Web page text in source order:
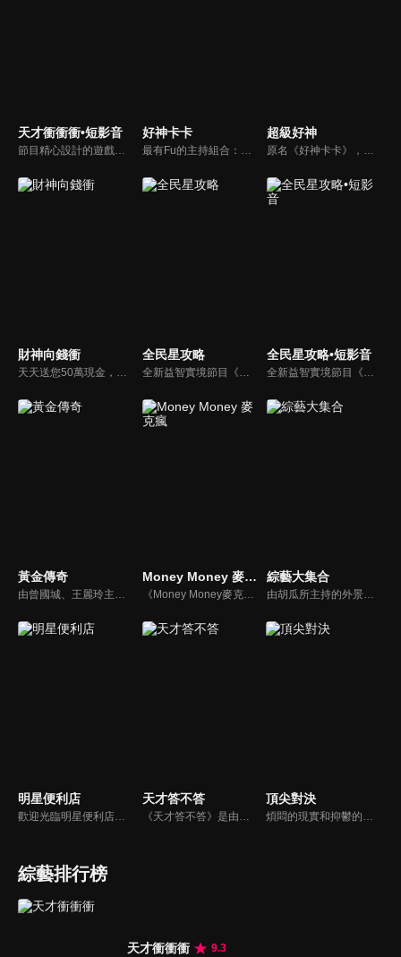
天才衝衝衝•短影音 好神卡卡 超級好神
財神向錢衝
天天送您50萬現金，還有汽車大獎！不考智力、體力，挑戰家人、同事、同學、朋友互相了解的成渡和共同生活經驗。快來參加《財神向前衝》大獎通通送給您。
全民星攻略
全新益智實境節目《全民星攻略》，由館長曾國城擔任把關者，考驗著每個來挑戰九宮格益智遊戲藝人明星。想要攻略九宮格關卡，透過創意聯想、邏輯推理、理想分析，才有機會獲取智慧星幣，帶走夢幻大獎。
全民星攻略•短影音
全新益智實境節目《全民星攻略》，由館長曾國城擔任把關者，考驗著每個來挑戰九宮格益智遊戲藝人明星。想要攻略九宮格關卡，透過創意聯想、邏輯推理、理想分析，才有機會獲取智慧星幣，帶走夢幻大獎。
黃金傳奇
由曾國城、王麗玲主持，許多人記憶中的經典外景綜藝節目之一。每次闖關成功的隊伍，可獲得藏寶圖；拼湊出完整藏寶圖者，可憑著藏寶圖提示至寶箱放置處；最後以正確寶箱之正確答案鑰匙開啟成功者，除隊長本身外的每位參賽者，即可獲得價值新台幣5萬元之黃金金牌。
Money Money 麥克瘋
《Money Money麥克瘋》節目強調不比音準、不比音色，也不比外型、外貌、氣質、長相等如何，只強調只要歌詞記得牢，就可以參加比賽。
綜藝大集合
由胡瓜所主持的外景綜藝節目，秉持著「幸福好運到，獎金送夠夠」的精神，和眾多藝人與鄉親同樂玩遊戲拿獎金，介紹各地的人文、美食、特產等，提供豐富多元的內容，不間斷的笑料，讓您忘卻一切煩惱、開懷大笑。
明星便利店
歡迎光臨明星便利店！你覺得便利店裡面有什麼？關東煮？茶葉蛋？還是讓你尖叫的大明星？一家擁有明星的便利店，到底有多稀奇，你會不會想要光臨呢？
天才答不答
《天才答不答》是由吳宗憲和吳怡霈共同主持的益智節目。節目設立高額的獎金來考驗藝人們真實的人性，同時將題目立體化，讓你身歷其境去冒險答題。更有哪些出乎意料的處罰，讓藝人羞愧的不想再答錯！一個最接近「人性」與「真實」的益智節目，現在就讓吳宗憲帶你輕鬆玩轉知識。
頂尖對決
煩悶的現實和抑鬱的社會，你需要的就是笑、大聲笑、開口笑，《頂尖對決》就要你笑到落ㄟ骸，最具綜藝實力的庹宗康，和喜感十足的納豆各自領軍對抗，藝人搞笑pk笑果十足，《頂尖對決》讓你忘掉一週煩惱！
綜藝排行榜
天才衝衝衝
9.3